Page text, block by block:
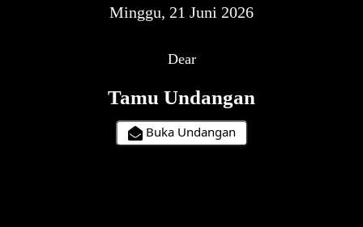
Minggu, 21 Juni 2026
Dear
Tamu Undangan
Buka Undangan